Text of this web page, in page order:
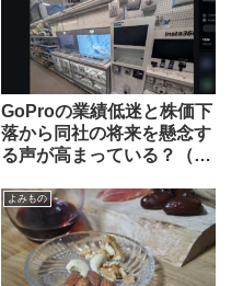
GoProの業績低迷と株価下
落から同社の将来を懸念す
る声が高まっている？（海
よみもの